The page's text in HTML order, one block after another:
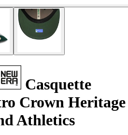
Casquette
Crown Heritage
Athletics